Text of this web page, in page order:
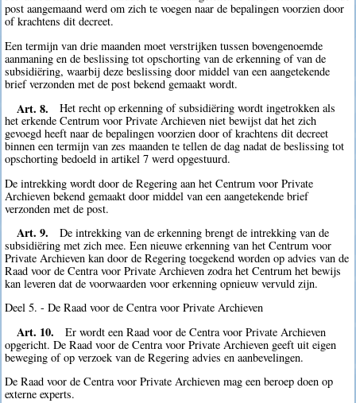
post aangemaand werd om zich te voegen naar de bepalingen voorzien door
of krachtens dit decreet.
Een termijn van drie maanden moet verstrijken tussen bovengenoemde
aanmaning en de beslissing tot opschorting van de erkenning of van de
subsidiëring, waarbij deze beslissing door middel van een aangetekende
brief verzonden met de post bekend gemaakt wordt.
Art. 8.
Het recht op erkenning of subsidiëring wordt ingetrokken als
het erkende Centrum voor Private Archieven niet bewijst dat het zich
gevoegd heeft naar de bepalingen voorzien door of krachtens dit decreet
binnen een termijn van zes maanden te tellen de dag nadat de beslissing tot
opschorting bedoeld in artikel 7 werd opgestuurd.
De intrekking wordt door de Regering aan het Centrum voor Private
Archieven bekend gemaakt door middel van een aangetekende brief
verzonden met de post.
Art. 9.
De intrekking van de erkenning brengt de intrekking van de
subsidiëring met zich mee. Een nieuwe erkenning van het Centrum voor
Private Archieven kan door de Regering toegekend worden op advies van de
Raad voor de Centra voor Private Archieven zodra het Centrum het bewijs
kan leveren dat de voorwaarden voor erkenning opnieuw vervuld zijn.
Deel 5. - De Raad voor de Centra voor Private Archieven
Art. 10.
Er wordt een Raad voor de Centra voor Private Archieven
opgericht. De Raad voor de Centra voor Private Archieven geeft uit eigen
beweging of op verzoek van de Regering advies en aanbevelingen.
De Raad voor de Centra voor Private Archieven mag een beroep doen op
externe experts.